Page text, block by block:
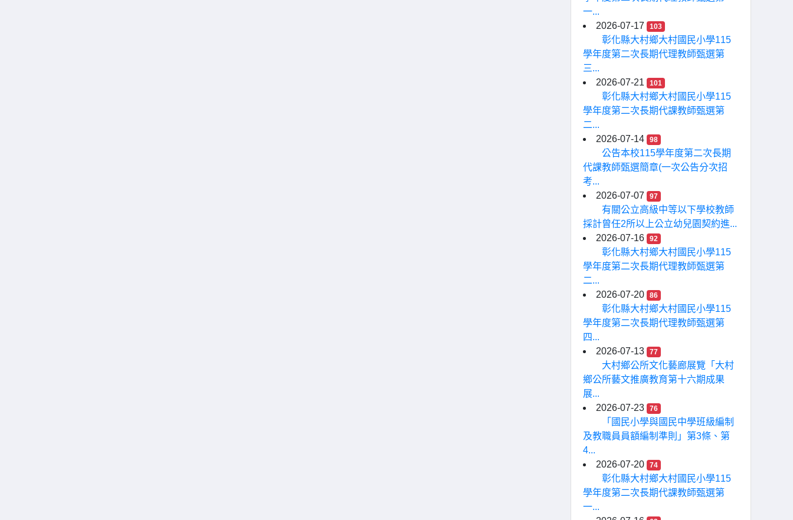
一...
2026-07-17
103
彰化縣大村鄉大村國民小學115
學年度第二次長期代理教師甄選第
三...
2026-07-21
101
彰化縣大村鄉大村國民小學115
學年度第二次長期代課教師甄選第
二...
2026-07-14
98
公告本校115學年度第二次長期
代課教師甄選簡章(一次公告分次招
考...
2026-07-07
97
有關公立高級中等以下學校教師
採計曾任2所以上公立幼兒園契約進...
2026-07-16
92
彰化縣大村鄉大村國民小學115
學年度第二次長期代理教師甄選第
二...
2026-07-20
86
彰化縣大村鄉大村國民小學115
學年度第二次長期代理教師甄選第
四...
2026-07-13
77
大村鄉公所文化藝廊展覽「大村
鄉公所藝文推廣教育第十六期成果
展...
2026-07-23
76
「國民小學與國民中學班級編制
及教職員員額編制準則」第3條、第
4...
2026-07-20
74
彰化縣大村鄉大村國民小學115
學年度第二次長期代課教師甄選第
一...